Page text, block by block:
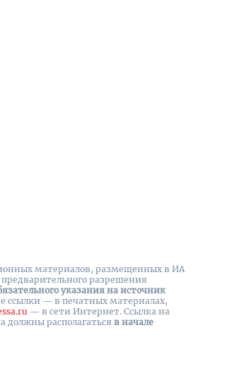
материалов, размещенных в ИА
разрешения
указания на источник
ссылки — в печатных материалах,
— в сети Интернет. Ссылка на
должны располагаться в начале